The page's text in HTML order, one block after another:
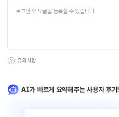
유의사항
AI가 빠르게 요약해주는 사용자 후기!